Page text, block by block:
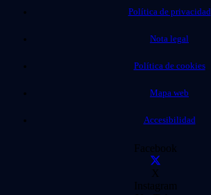
Política de privacidad
Nota legal
Política de cookies
Mapa web
Accesibilidad
Facebook
X
Instagram